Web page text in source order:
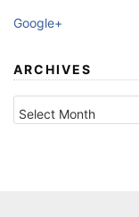
Google+
ARCHIVES
Archives